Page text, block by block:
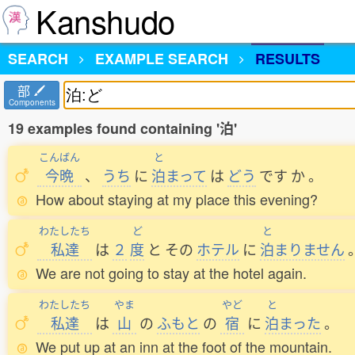
Kanshudo
SEARCH EXAMPLE SEARCH RESULTS
部
Components
19 examples found containing '泊'
こんばん
今晩 、 うち に
と
泊まって は どう です か。
How about staying at my place this evening?
わたしたち
私達 は ２
ど
度 と その ホテル に
と
泊まりません
We are not going to stay at the hotel again.
わたしたち
私達 は
やま
山 の ふもと の
やど
宿 に
と
泊まった 。
We put up at an inn at the foot of the mountain.